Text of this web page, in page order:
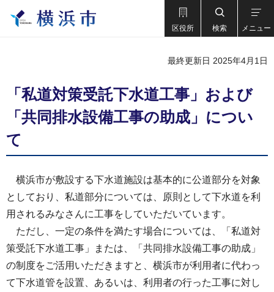
区役所 検索 メニュー
最終更新日 2025年4月1日
「私道対策受託下水道工事」および
「共同排水設備工事の助成」につい
て
横浜市が敷設する下水道施設は基本的に公道部分を対象
としており、私道部分については、原則として下水道を利
用されるみなさんに工事をしていただいています。
ただし、一定の条件を満たす場合については、「私道対
策受託下水道工事」または、「共同排水設備工事の助成」
の制度をご活用いただきますと、横浜市が利用者に代わっ
て下水道管を設置、あるいは、利用者の行った工事に対し